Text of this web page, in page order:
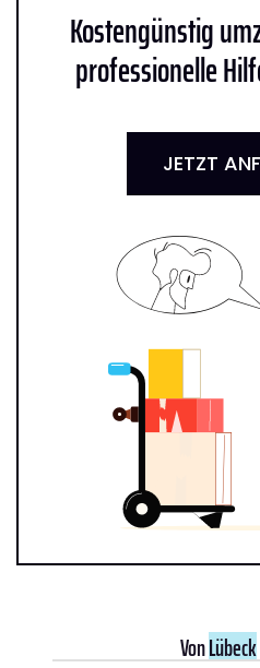
Kostengünstig
professionelle
JETZT
VonLübeck